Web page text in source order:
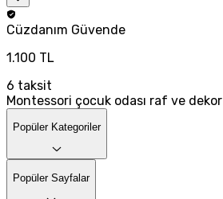
Cüzdanım Güvende
1.100 TL
6 taksit
Montessori çocuk odası raf ve dekor
Popüler Kategoriler
Popüler Sayfalar